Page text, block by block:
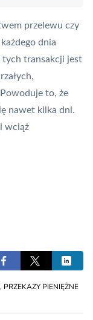
przelewu czy
dnia
transakcji jest
to, że
nawet kilka dni.
wciąż
, PRZEKAZY PIENIĘŻNE